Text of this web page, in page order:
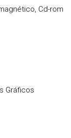
Cd-rom
Gráficos